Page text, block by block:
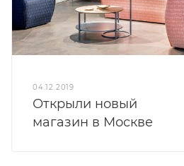
04.12.2019
Открыли новый
магазин в Москве